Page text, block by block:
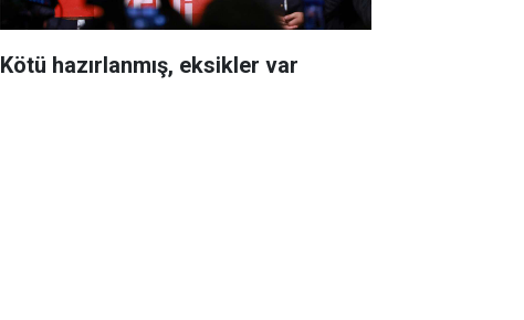
Kötü hazırlanmış, eksikler var